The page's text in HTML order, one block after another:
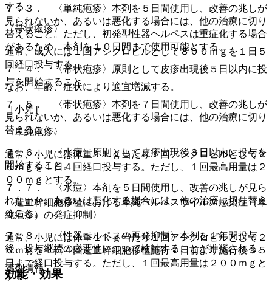
７．３． 〈単純疱疹〉本剤を５日間使用し、改善の兆しが
見られないか、あるいは悪化する場合には、他の治療に切り
替えること。ただし、初発型性器ヘルペスは重症化する場合
があるため、本剤を１０日間まで使用可能とする。
７．４． 〈帯状疱疹〉原則として皮疹出現後５日以内に投
与を開始すること。
７．５． 〈帯状疱疹〉本剤を７日間使用し、改善の兆しが
見られないか、あるいは悪化する場合には、他の治療に切り
替えること。
７．６． 〈水痘〉原則として皮疹出現後３日以内に投与を
開始すること。
７．７． 〈水痘〉本剤を５日間使用し、改善の兆しが見ら
れないか、あるいは悪化する場合には、他の治療に切り替え
ること。
７．８． 〈性器ヘルペスの再発抑制〉本剤を１年間投与
後、投与継続の必要性について検討することが推奨される。
効能・効果
する。
〈帯状疱疹〉
通常、成人には１回アシクロビルとして８００ｍｇを１日５
回経口投与する。
なお、年齢、症状により適宜増減する。
［小児］
〈単純疱疹〉
通常、小児には体重１ｋｇ当たり１回アシクロビルとして２
０ｍｇを１日４回経口投与する。ただし、１回最高用量は２
００ｍｇとする。
〈造血幹細胞移植における単純ヘルペスウイルス感染症（単
純疱疹）の発症抑制〉
通常、小児には体重１ｋｇ当たり１回アシクロビルとして２
０ｍｇを１日４回造血幹細胞移植施行７日前より施行後３５
日まで経口投与する。ただし、１回最高用量は２００ｍｇと
する。
薬剤情報